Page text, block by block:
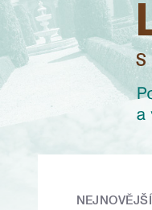
NEJNOVĚJŠÍ